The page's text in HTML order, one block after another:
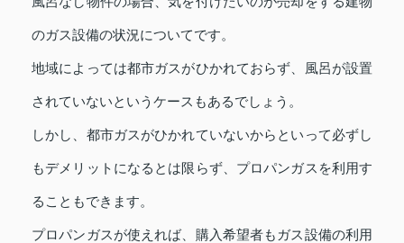
のガス設備の状況についてです。
地域によっては都市ガスがひかれておらず、風呂が設置
されていないというケースもあるでしょう。
しかし、都市ガスがひかれていないからといって必ずし
もデメリットになるとは限らず、プロパンガスを利用す
ることもできます。
プロパンガスが使えれば、購入希望者もガス設備の利用